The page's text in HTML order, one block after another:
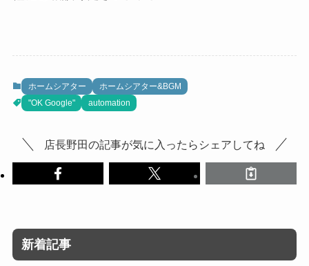
ホームシアター
ホームシアター&BGM
"OK Google"
automation
店長野田の記事が気に入ったらシェアしてね
新着記事